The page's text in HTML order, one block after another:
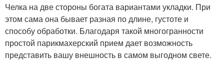
Челка на две стороны богата вариантами укладки. При
этом сама она бывает разная по длине, густоте и
способу обработки. Благодаря такой многогранности
простой парикмахерский прием дает возможность
представить вашу внешность в самом выгодном свете.